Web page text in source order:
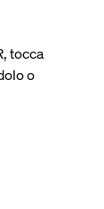
tocca
o